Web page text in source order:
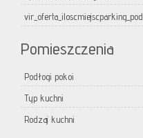
vir_oferta_iloscmiejscparking_pod
Pomieszczenia
Podłogi pokoi
Typ kuchni
Rodzaj kuchni